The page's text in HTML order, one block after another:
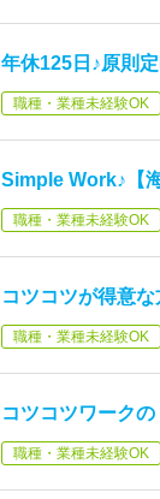
年休125日♪原則
職種・業種未経験OK
Simple Work♪【
職種・業種未経験OK
コツコツが得意
職種・業種未経験OK
コツコツワーク
職種・業種未経験OK